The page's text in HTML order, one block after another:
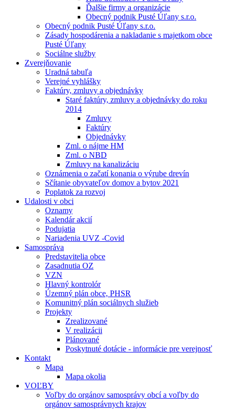
Ďalšie firmy a organizácie
Obecný podnik Pusté Úľany s.r.o.
Obecný podnik Pusté Úľany s.r.o.
Zásady hospodárenia a nakladanie s majetkom obce
Pusté Úľany
Sociálne služby
Zverejňovanie
Uradná tabuľa
Verejné vyhlášky
Faktúry, zmluvy a objednávky
Staré faktúry, zmluvy a objednávky do roku
2014
Zmluvy
Faktúry
Objednávky
Zml. o nájme HM
Zml. o NBD
Zmluvy na kanalizáciu
Oznámenia o začatí konania o výrube drevín
Sčítanie obyvateľov domov a bytov 2021
Poplatok za rozvoj
Udalosti v obci
Oznamy
Kalendár akcií
Podujatia
Nariadenia UVZ -Covid
Samospráva
Predstavitelia obce
Zasadnutia OZ
VZN
Hlavný kontrolór
Územný plán obce, PHSR
Komunitný plán sociálnych služieb
Projekty
Zrealizované
V realizácii
Plánované
Poskytnuté dotácie - informácie pre verejnosť
Kontakt
Mapa
Mapa okolia
VOĽBY
Voľby do orgánov samosprávy obcí a voľby do
orgánov samosprávnych krajov